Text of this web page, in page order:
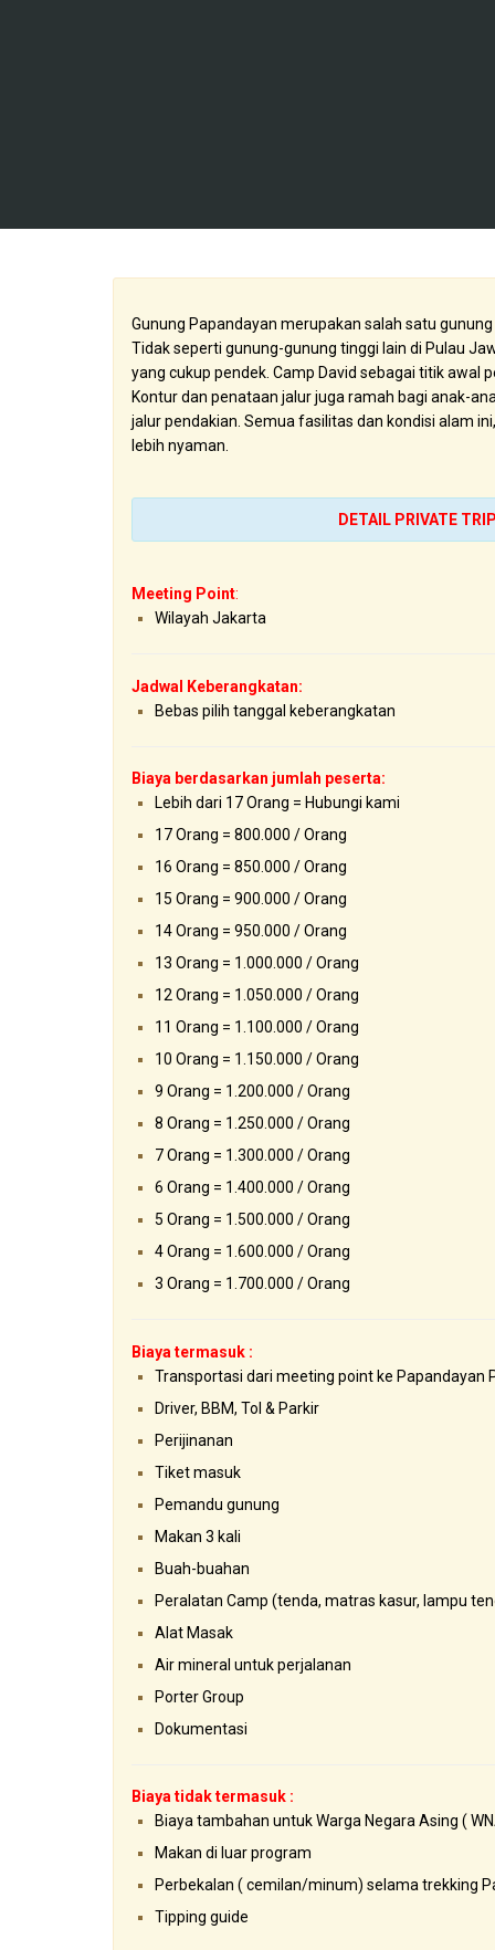
Gunung Papandayan merupakan salah satu
Tidak seperti gunung-gunung tinggi lain di Pulau
yang cukup pendek. Camp David sebagai titik awal
Kontur dan penataan jalur juga ramah bagi anak-
jalur pendakian. Semua fasilitas dan kondisi alam
lebih nyaman.
DETAIL PRIVATE
Meeting Point:
Wilayah Jakarta
Jadwal Keberangkatan:
Bebas pilih tanggal keberangkatan
Biaya berdasarkan jumlah peserta:
Lebih dari 17 Orang = Hubungi kami
17 Orang = 800.000 / Orang
16 Orang = 850.000 / Orang
15 Orang = 900.000 / Orang
14 Orang = 950.000 / Orang
13 Orang = 1.000.000 / Orang
12 Orang = 1.050.000 / Orang
11 Orang = 1.100.000 / Orang
10 Orang = 1.150.000 / Orang
9 Orang = 1.200.000 / Orang
8 Orang = 1.250.000 / Orang
7 Orang = 1.300.000 / Orang
6 Orang = 1.400.000 / Orang
5 Orang = 1.500.000 / Orang
4 Orang = 1.600.000 / Orang
3 Orang = 1.700.000 / Orang
Biaya termasuk :
Transportasi dari meeting point ke Papandayan
Driver, BBM, Tol & Parkir
Perijinanan
Tiket masuk
Pemandu gunung
Makan 3 kali
Buah-buahan
Peralatan Camp (tenda, matras kasur, lampu
Alat Masak
Air mineral untuk perjalanan
Porter Group
Dokumentasi
Biaya tidak termasuk :
Biaya tambahan untuk Warga Negara Asing (
Makan di luar program
Perbekalan ( cemilan/minum) selama trekking
Tipping guide